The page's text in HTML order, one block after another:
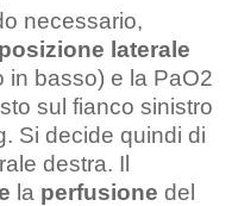
necessario,
posizione laterale
in basso) e la PaO2
sul fianco sinistro
Si decide quindi di
destra. Il
la perfusione del